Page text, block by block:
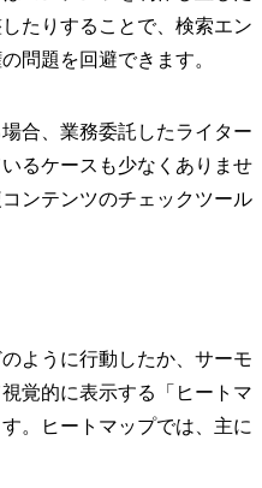
たりすることで、検索エン
問題を回避できます。
合、業務委託したライター
るケースも少なくありませ
ンテンツのチェックツール
ように行動したか、サーモ
覚的に表示する「ヒートマ
。ヒートマップでは、主に